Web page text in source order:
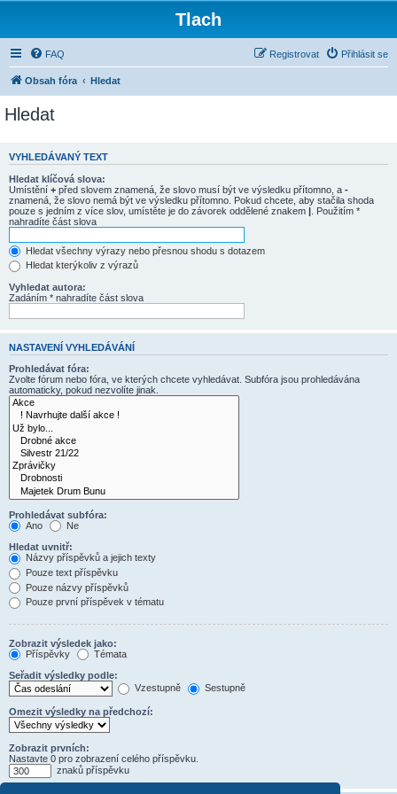
Tlach
FAQ Přihlásit se
Registrovat
Obsah fóra Hledat
Hledat
VYHLEDÁVANÝ TEXT
Hledat klíčová slova:
Umístění + před slovem znamená, že slovo musí být ve výsledku přítomno, a -
znamená, že slovo nemá být ve výsledku přítomno. Pokud chcete, aby stačila shoda
pouze s jedním z více slov, umístěte je do závorek oddělené znakem | . Použitím *
nahradíte část slova
Hledat všechny výrazy nebo přesnou shodu s dotazem
Hledat kterýkoliv z výrazů
Vyhledat autora:
Zadáním * nahradíte část slova
NASTAVENÍ VYHLEDÁVÁNÍ
Prohledávat fóra:
Zvolte fórum nebo fóra, ve kterých chcete vyhledávat. Subfóra jsou prohledávána
automaticky, pokud nezvolíte jinak.
Prohledávat subfóra:
Ano
Ne
Hledat uvnitř:
Názvy příspěvků a jejich texty
Pouze text příspěvku
Pouze názvy příspěvků
Pouze první příspěvek v tématu
Zobrazit výsledek jako:
Příspěvky
Témata
Seřadit výsledky podle:
Vzestupně
Sestupně
Omezit výsledky na předchozí:
Zobrazit prvních:
Nastavte 0 pro zobrazení celého příspěvku.
znaků příspěvku